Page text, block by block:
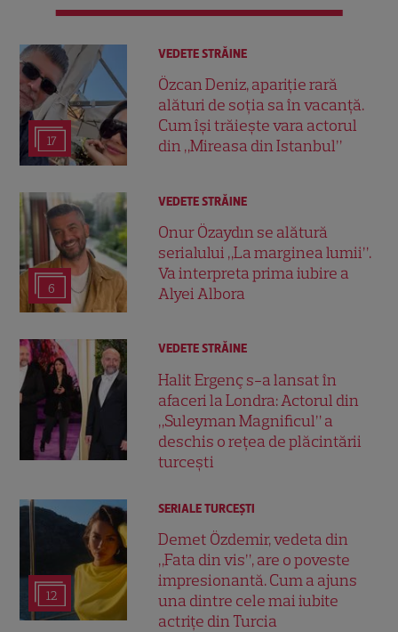
17
VEDETE STRĂINE
Özcan Deniz, apariție rară
alături de soția sa în vacanță.
Cum își trăiește vara actorul
din „Mireasa din Istanbul”
6
VEDETE STRĂINE
Onur Özaydın se alătură
serialului „La marginea lumii”.
Va interpreta prima iubire a
Alyei Albora
VEDETE STRĂINE
Halit Ergenç s-a lansat în
afaceri la Londra: Actorul din
„Suleyman Magnificul” a
deschis o rețea de plăcintării
turcești
12
SERIALE TURCEŞTI
Demet Özdemir, vedeta din
„Fata din vis”, are o poveste
impresionantă. Cum a ajuns
una dintre cele mai iubite
actrițe din Turcia